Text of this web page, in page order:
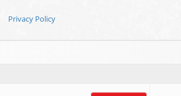
Privacy Policy